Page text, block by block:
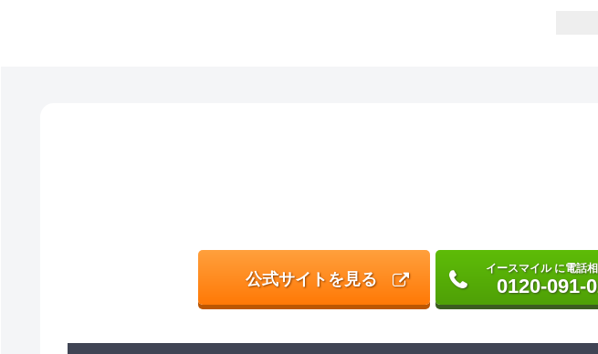
公式サイトを見る
イースマイル に電話
0120-091-